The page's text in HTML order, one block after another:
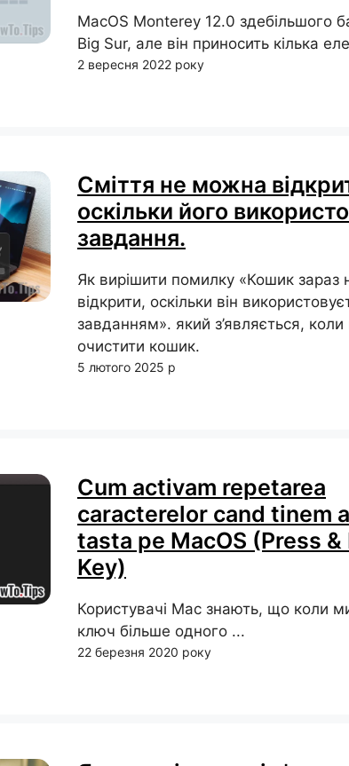
MacOS Monterey 12.0 здебільшого
Big Sur, але він приносить кілька
2 вересня 2022 року
Сміття не можна
оскільки його
завдання.
Як вирішити помилку «Кошик
відкрити, оскільки він
завданням». який з’являється,
очистити кошик.
5 лютого 2025 р
Cum activam repetarea
caracterelor cand tinem
tasta pe MacOS (Press &
Key)
Користувачі Mac знають, що коли
ключ більше одного ...
22 березня 2020 року